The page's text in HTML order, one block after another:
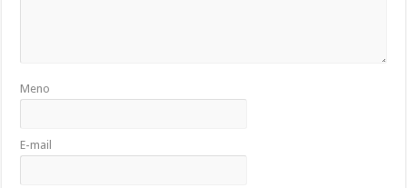
Meno
E-mail